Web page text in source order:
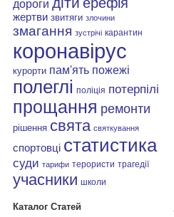
дороги
жертви звитяги злочини
змагання зустрічі карантин
коронавірус
курорти пам'ять пожежі
полеглі поліція потерпілі
прощання ремонти
рішення свята святкування
спортовці статистика
суди тарифи терористи трагедії
учасники школи
Каталог Статей